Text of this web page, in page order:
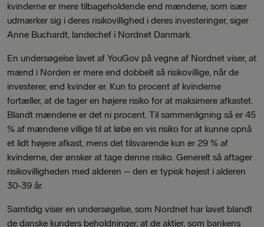
kvinderne er mere tilbageholdende end mændene, som især
udmærker sig i deres risikovillighed i deres investeringer, siger
Anne Buchardt, landechef i Nordnet Danmark.
En undersøgelse lavet af YouGov på vegne af Nordnet viser, at
mænd i Norden er mere end dobbelt så risikovillige, når de
investerer, end kvinder er. Kun to procent af kvinderne
fortæller, at de tager en højere risiko for at maksimere afkastet.
Blandt mændene er det ni procent. Til sammenligning så er 45
% af mændene villige til at løbe en vis risiko for at kunne opnå
et lidt højere afkast, mens det tilsvarende kun er 29 % af
kvinderne, der ønsker at tage denne risiko. Generelt så aftager
risikovilligheden med alderen – den er typisk højest i alderen
30-39 år.
Samtidig viser en undersøgelse, som Nordnet har lavet blandt
de danske kunders beholdninger, at de aktier, som bankens